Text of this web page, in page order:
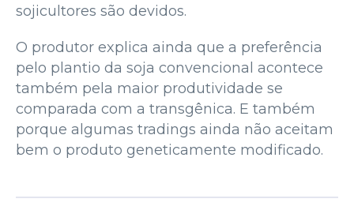
sojicultores são devidos.
O produtor explica ainda que a preferência
pelo plantio da soja convencional acontece
também pela maior produtividade se
comparada com a transgênica. E também
porque algumas tradings ainda não aceitam
bem o produto geneticamente modificado.